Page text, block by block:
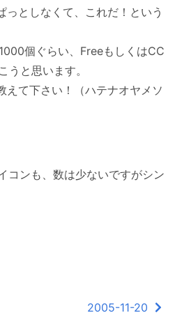
としなくて、これだ！という
個ぐらい、FreeもしくはCC
と思います。
えて下さい！（ハテナオヤメソ
コンも、数は少ないですがシン
2005-11-20